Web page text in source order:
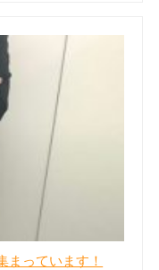
まっています！